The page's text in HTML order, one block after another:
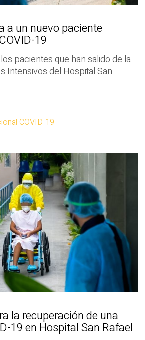
a un nuevo paciente
19
pacientes que han salido de la
Intensivos del Hospital San
COVID-19
la recuperación de una
19 en Hospital San Rafael